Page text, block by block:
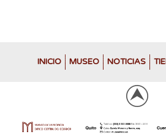
INICIO MUSEO NOTICIAS